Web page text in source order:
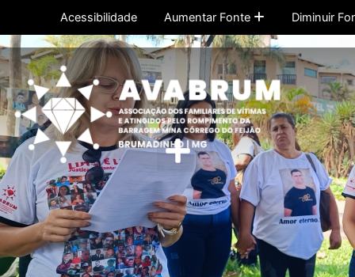
o
conteúdo
Acessibilidade Aumentar Fonte Diminuir
Menu